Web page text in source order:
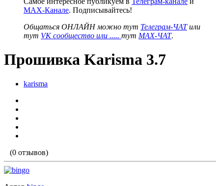
MAX-Канале. Подписывайтесь!
Общаться ОНЛАЙН можно тут Телеграм-ЧАТили
тут VK сообщество или ..... тут MAX-ЧАТ.
Прошивка Karisma 3.7
karisma
(0 отзывов)